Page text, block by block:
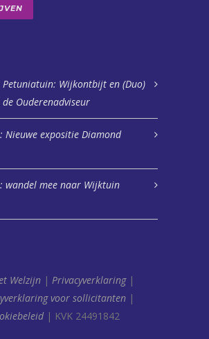
Petuniatuin: Wijkontbijt en (Duo)
Ouderenadviseur
Nieuwe expositie Diamond
wandel mee naar Wijktuin
Welzijn | Privacyverklaring|
voor sollicitanten |
| KVK 24491842